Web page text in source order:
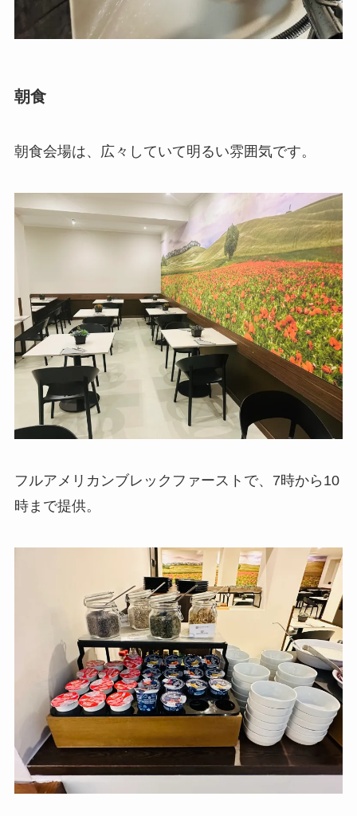
朝食
朝食会場は、広々していて明るい雰囲気です。
フルアメリカンブレックファーストで、7時から10
時まで提供。